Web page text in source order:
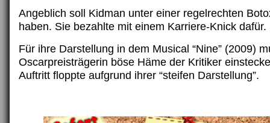
Angeblich soll Kidman unter einer regelrechten
haben. Sie bezahlte mit einem Karriere-Knick dafür.
Für ihre Darstellung in dem Musical “Nine” (2009)
Oscarpreisträgerin böse Häme der Kritiker
Auftritt floppte aufgrund ihrer “steifen Darstellung”.